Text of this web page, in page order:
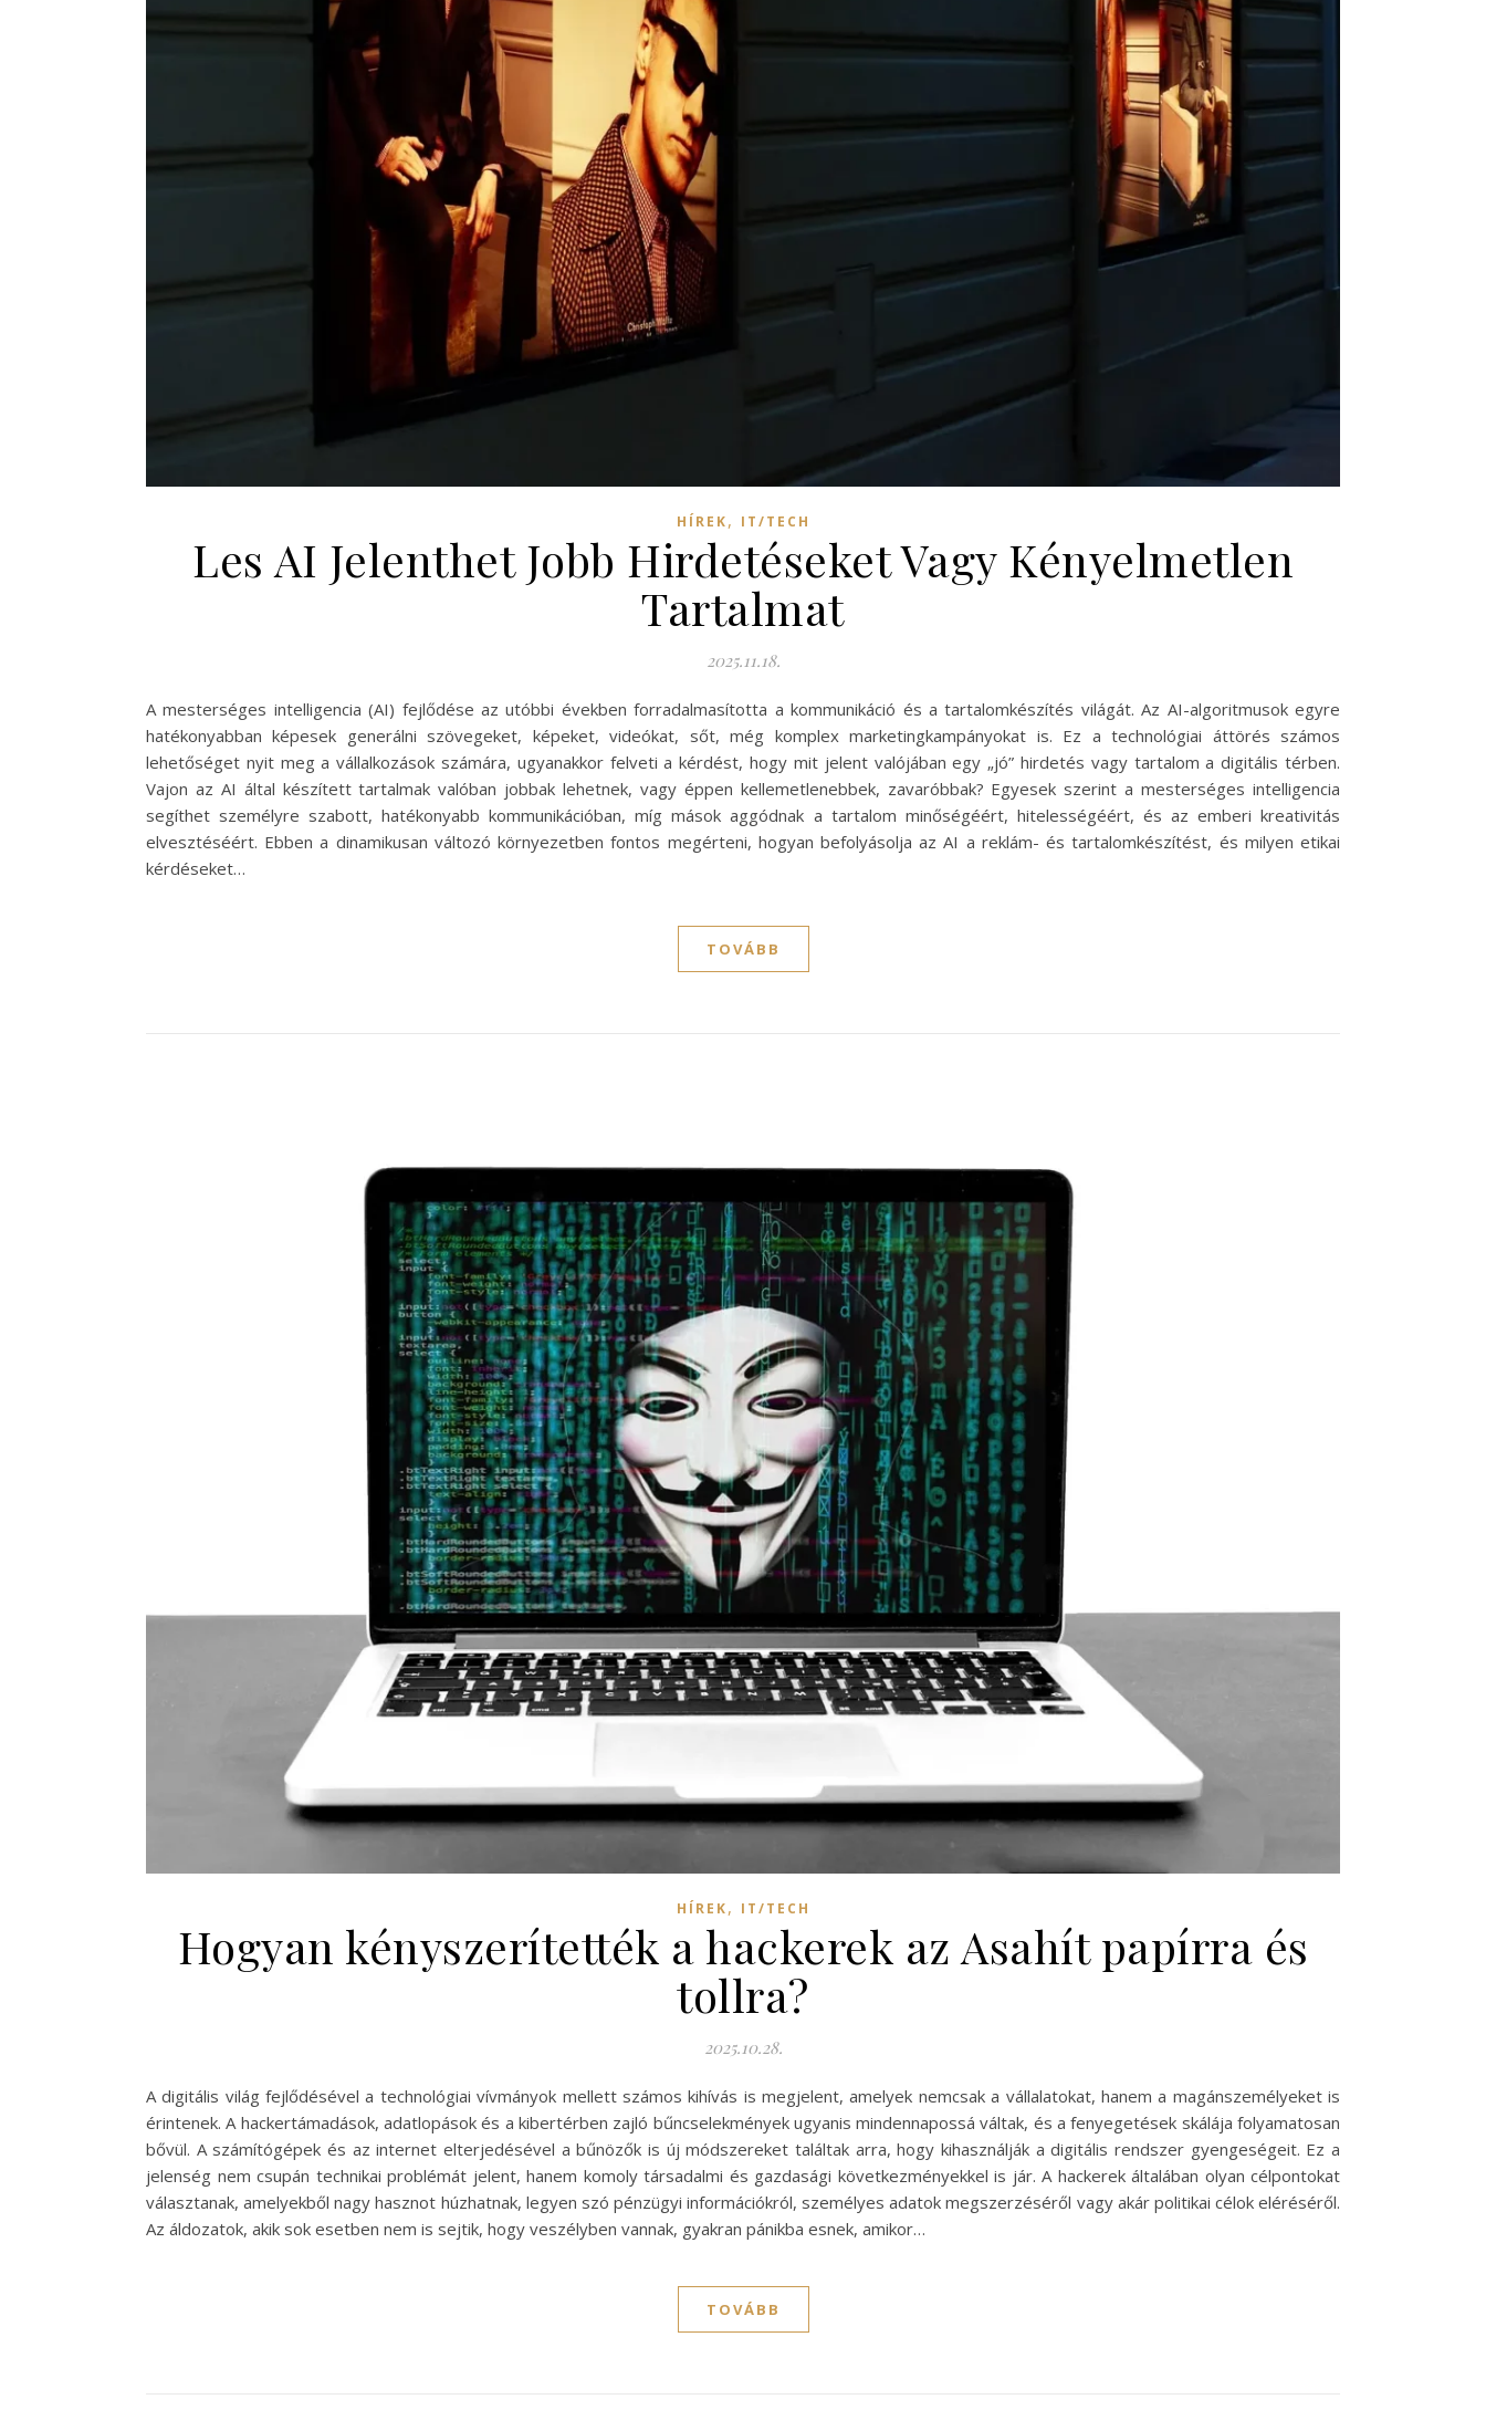
HÍREK, IT/TECH
Les AI Jelenthet Jobb Hirdetéseket Vagy Kényelmetlen
Tartalmat
2025.11.18.
A mesterséges intelligencia (AI) fejlődése az utóbbi években forradalmasította a kommunikáció és a tartalomkészítés világát. Az AI-algoritmusok egyre
hatékonyabban képesek generálni szövegeket, képeket, videókat, sőt, még komplex marketingkampányokat is. Ez a technológiai áttörés számos
lehetőséget nyit meg a vállalkozások számára, ugyanakkor felveti a kérdést, hogy mit jelent valójában egy „jó” hirdetés vagy tartalom a digitális térben.
Vajon az AI által készített tartalmak valóban jobbak lehetnek, vagy éppen kellemetlenebbek, zavaróbbak? Egyesek szerint a mesterséges intelligencia
segíthet személyre szabott, hatékonyabb kommunikációban, míg mások aggódnak a tartalom minőségéért, hitelességéért, és az emberi kreativitás
elvesztéséért. Ebben a dinamikusan változó környezetben fontos megérteni, hogyan befolyásolja az AI a reklám- és tartalomkészítést, és milyen etikai
kérdéseket…
TOVÁBB
HÍREK, IT/TECH
Hogyan kényszerítették a hackerek az Asahít papírra és
tollra?
2025.10.28.
A digitális világ fejlődésével a technológiai vívmányok mellett számos kihívás is megjelent, amelyek nemcsak a vállalatokat, hanem a magánszemélyeket is
érintenek. A hackertámadások, adatlopások és a kibertérben zajló bűncselekmények ugyanis mindennapossá váltak, és a fenyegetések skálája folyamatosan
bővül. A számítógépek és az internet elterjedésével a bűnözők is új módszereket találtak arra, hogy kihasználják a digitális rendszer gyengeségeit. Ez a
jelenség nem csupán technikai problémát jelent, hanem komoly társadalmi és gazdasági következményekkel is jár. A hackerek általában olyan célpontokat
választanak, amelyekből nagy hasznot húzhatnak, legyen szó pénzügyi információkról, személyes adatok megszerzéséről vagy akár politikai célok eléréséről.
Az áldozatok, akik sok esetben nem is sejtik, hogy veszélyben vannak, gyakran pánikba esnek, amikor…
TOVÁBB